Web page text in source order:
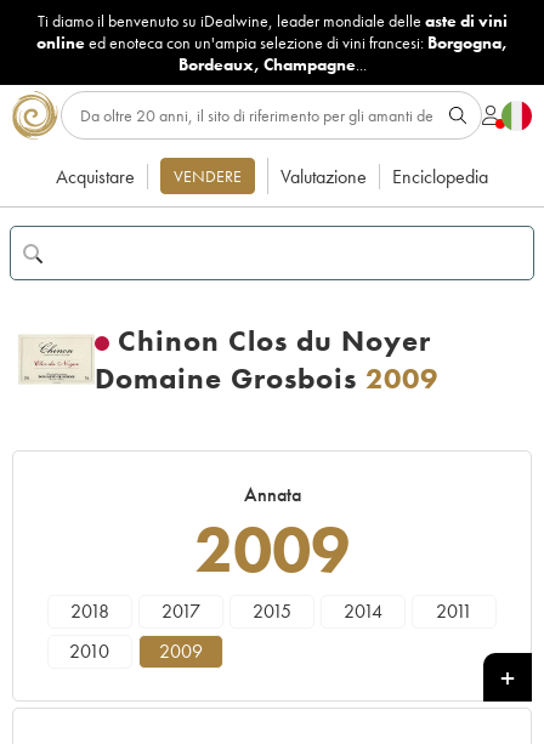
Ti diamo il benvenuto su iDealwine, leader mondiale delle aste di vini
onlineed enoteca con un'ampia selezione di vini francesi: Borgogna,
Bordeaux, Champagne...
Acquistare VENDERE Valutazione Enciclopedia
Chinon Clos du Noyer
Domaine Grosbois 2009
Annata
2009
2018 2017 2015 2014
2011
2010
2009